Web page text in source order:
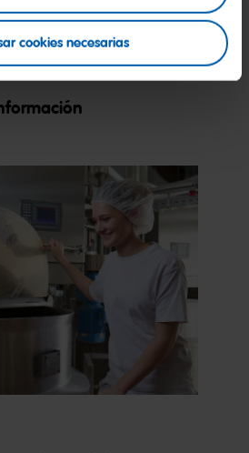
cookies necesarias
ambiente.